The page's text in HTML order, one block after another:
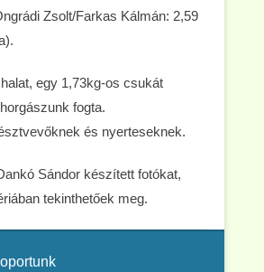
Zsolt/Farkas Kálmán: 2,59
egy 1,73kg-os csukát
fogta.
és nyerteseknek.
Sándor készített fotókat,
tekinthetőek meg.